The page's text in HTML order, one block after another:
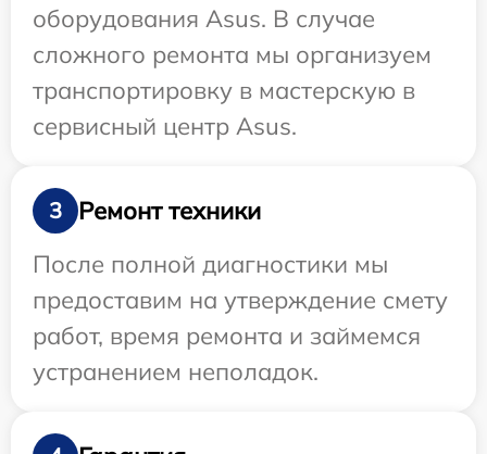
оборудования Asus. В случае
сложного ремонта мы организуем
транспортировку в мастерскую в
сервисный центр Asus.
3
Ремонт техники
После полной диагностики мы
предоставим на утверждение смету
работ, время ремонта и займемся
устранением неполадок.